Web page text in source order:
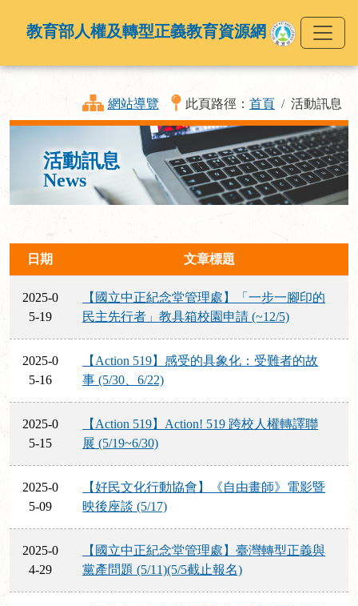
教育部人權及轉型正義教育資源網
網站導覽 此頁路徑： 首頁 活動訊息
活動訊息
News
日期 文章標題
2025-0
5-19
【國立中正紀念堂管理處】「一步一腳印的
民主先行者」教具箱校園申請 (~12/5)
2025-0
5-16
【Action 519】感受的具象化：受難者的故
事 (5/30、6/22)
2025-0
5-15
【Action 519】Action! 519 跨校人權轉譯聯
展 (5/19~6/30)
2025-0
5-09
【好民文化行動協會】《自由畫師》電影暨
映後座談 (5/17)
2025-0
4-29
【國立中正紀念堂管理處】臺灣轉型正義與
黨產問題 (5/11)(5/5截止報名)